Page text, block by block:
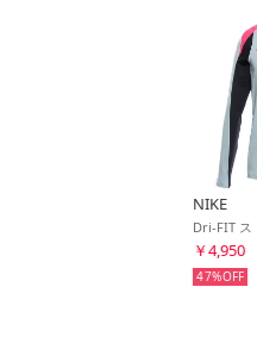
NIKE
￥4,950
47%